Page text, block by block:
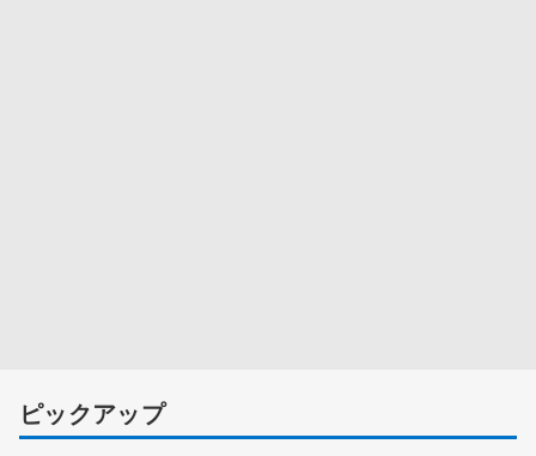
ピックアップ